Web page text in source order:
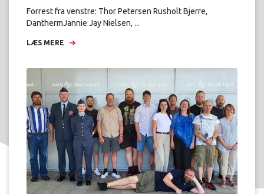
Forrest fra venstre: Thor Petersen Rusholt Bjerre,
DanthermJannie Jay Nielsen, ...
LÆS MERE